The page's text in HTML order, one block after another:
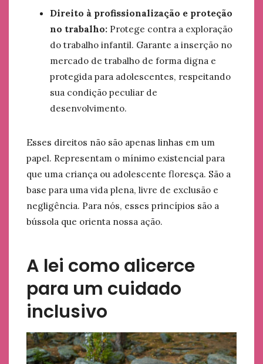
Direito à profissionalização e proteção
no trabalho: Protege contra a exploração
do trabalho infantil. Garante a inserção no
mercado de trabalho de forma digna e
protegida para adolescentes, respeitando
sua condição peculiar de
desenvolvimento.
Esses direitos não são apenas linhas em um
papel. Representam o mínimo existencial para
que uma criança ou adolescente floresça. São a
base para uma vida plena, livre de exclusão e
negligência. Para nós, esses princípios são a
bússola que orienta nossa ação.
A lei como alicerce
para um cuidado
inclusivo